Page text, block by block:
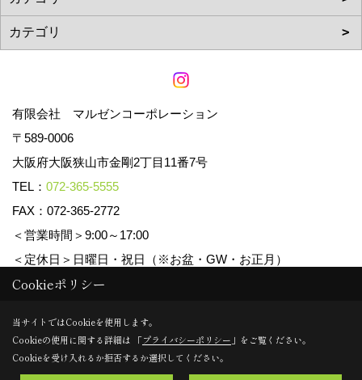
有限会社 マルゼンコーポレーション
〒589-0006
大阪府大阪狭山市金剛2丁目11番7号
TEL： 072-365-5555
FAX：072-365-2772
＜営業時間＞9:00～17:00
＜定休日＞日曜日・祝日（※お盆・GW・お正月）
Copyright (c) マルゼンコーポレーション. All Rights Reserved.
Produced byゴデスクリエイト
Cookieポリシー
当サイトではCookieを使用します。
Cookieの使用に関する詳細は 「プライバシーポリシー 」をご覧ください。
Cookieを受け入れるか拒否するか選択してください。